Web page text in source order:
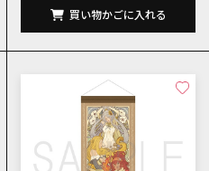
買い物かごに入れる